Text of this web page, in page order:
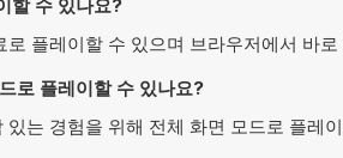
할 수 있나요?
플레이할 수 있으며 브라우저에서 바로
로 플레이할 수 있나요?
는 경험을 위해 전체 화면 모드로 플레